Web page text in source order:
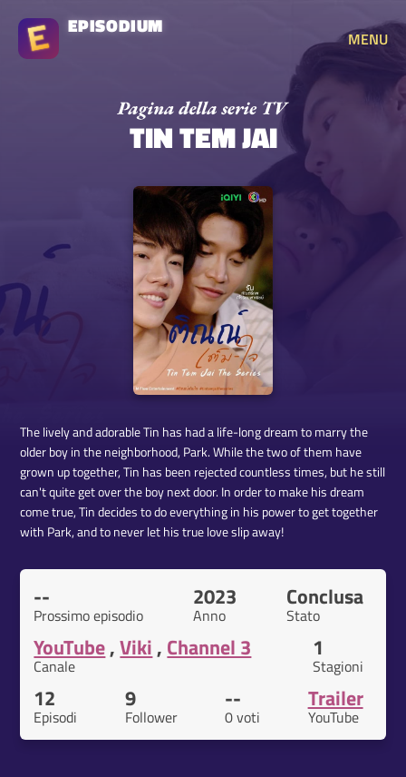
EPISODIUM
MENU
TIN TEM JAI
The lively and adorable Tin has had a life-long dream to marry the
older boy in the neighborhood, Park. While the two of them have
grown up together, Tin has been rejected countless times, but he still
can't quite get over the boy next door. In order to make his dream
come true, Tin decides to do everything in his power to get together
with Park, and to never let his true love slip away!
--
Prossimo episodio
2023
Anno
Conclusa
Stato
YouTube,Viki, Channel 3
Canale
1
Stagioni
12
Episodi
9
Follower
--
0 voti
Trailer
YouTube